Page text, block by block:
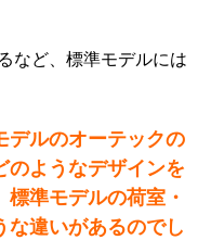
など、標準モデルには
デルのオーテックの
のようなデザインを
準モデルの荷室・
な違いがあるのでし